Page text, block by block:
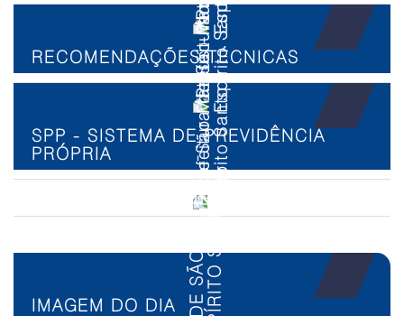
RECOMENDAÇÕES TÉCNICAS
SPP - SISTEMA DE PREVIDÊNCIA
PRÓPRIA
IMAGEM DO DIA